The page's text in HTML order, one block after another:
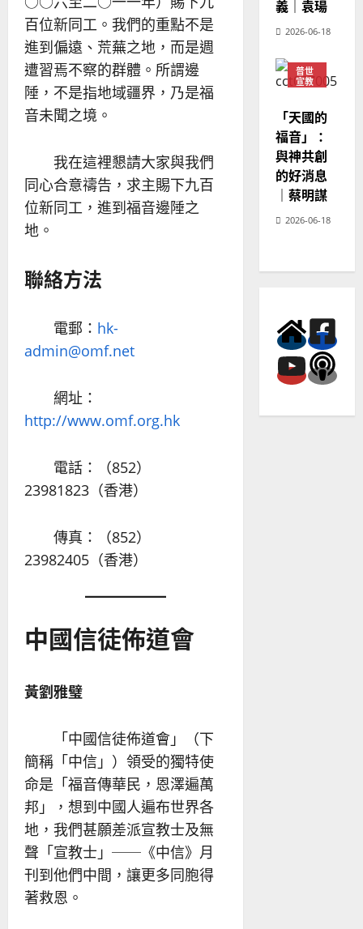
百位新同工。我們的重點不是
進到偏遠、荒蕪之地，而是週
遭習焉不察的群體。所謂邊
陲，不是指地域疆界，乃是福
音未聞之境。
我在這裡懇請大家與我們
同心合意禱告，求主賜下九百
位新同工，進到福音邊陲之
地。
聯絡方法
電郵： hk-
admin@omf.net
網址：
http://www.omf.org.hk
電話：（852）
23981823（香港）
傳真：（852）
23982405（香港）
中國信徒佈道會
黃劉雅璧
「中國信徒佈道會」（下
簡稱「中信」）領受的獨特使
命是「福音傳華民，恩澤遍萬
邦」，想到中國人遍布世界各
地，我們甚願差派宣教士及無
聲「宣教士」──《中信》月
刊到他們中間，讓更多同胞得
著救恩。
義｜袁瑒
2026-06-18
普世
宣教
教育
「天國的
福音」：
與神共創
的好消息
｜蔡明謀
2026-06-18